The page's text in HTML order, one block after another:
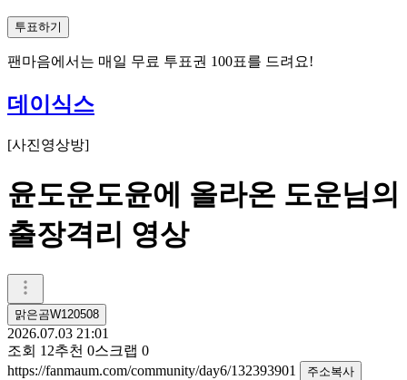
투표하기
팬마음에서는 매일 무료 투표권 100표를 드려요!
데이식스
[사진영상방]
윤도운도윤에 올라온 도운님의
출장격리 영상
맑은곰W120508
2026.07.03 21:01
조회 12추천 0스크랩 0
https://fanmaum.com/community/day6/132393901
주소복사